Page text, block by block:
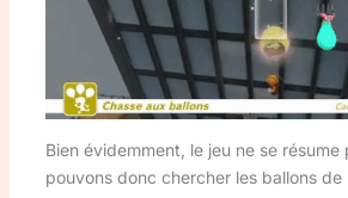
Bien évidemment, le jeu ne se résume
pouvons donc chercher les ballons de